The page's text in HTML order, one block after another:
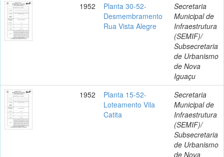
1952
Planta 30-52-
Desmembramento
Rua Vista Alegre
Secretaria
Municipal de
Infraestrutura
(SEMIF)/
Subsecretaria
de Urbanismo
de Nova
Iguaçu
1952
Planta 15-52-
Loteamento Vila
Catita
Secretaria
Municipal de
Infraestrutura
(SEMIF)/
Subsecretaria
de Urbanismo
de Nova